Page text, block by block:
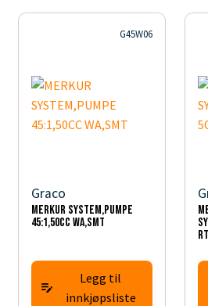
G45W06
Graco
MERKUR SYSTEM,PUMPE
45:1,50CC WA,SMT
Legg til
innkjøpsliste